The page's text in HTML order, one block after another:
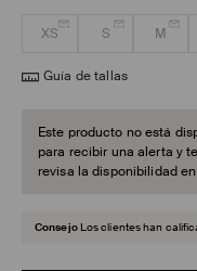
XS S M
Guía de tallas
Este producto no está
para recibir una alerta y
revisa la disponibilidad
Consejo Los clientes han